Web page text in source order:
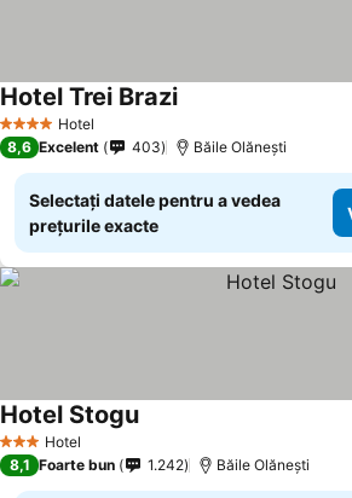
4 Stele Hotel
Hotel Trei BraziVedeți prețurile
8,6 Excelent 403 Băile Olăneşti
Selectați datele pentru a vedea
prețurile exacte
3 SteleHotel
Hotel StoguVedeți prețurile
8,1 Foarte bun 1.242 Băile Olăneşti